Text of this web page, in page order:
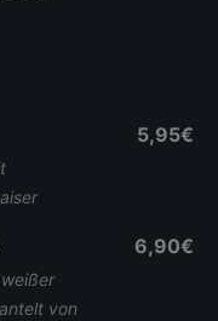
5,95€
von
6,90€